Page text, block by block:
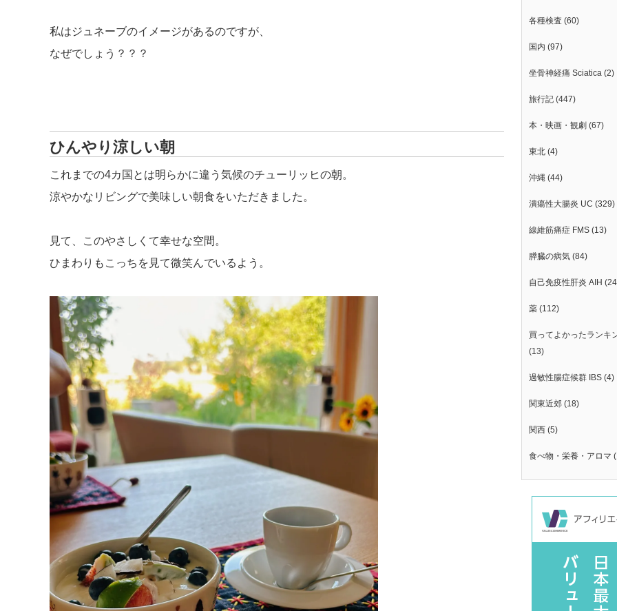
私はジュネーブのイメージがあるのですが、
なぜでしょう？？？
ひんやり涼しい朝
これまでの4カ国とは明らかに違う気候のチューリッヒの朝。
涼やかなリビングで美味しい朝食をいただきました。
見て、このやさしくて幸せな空間。
ひまわりもこっちを見て微笑んでいるよう。
各種検査 (60)
国内 (97)
坐骨神経痛 Sciatica (2)
旅行記 (447)
本・映画・観劇 (67)
東北 (4)
沖縄 (44)
潰瘍性大腸炎 UC (329)
線維筋痛症 FMS (13)
膵臓の病気 (84)
自己免疫性肝炎 AIH
薬 (112)
買ってよかったランキ
(13)
過敏性腸症候群 IBS (4)
関東近郊 (18)
関西 (5)
食べ物・栄養・アロマ